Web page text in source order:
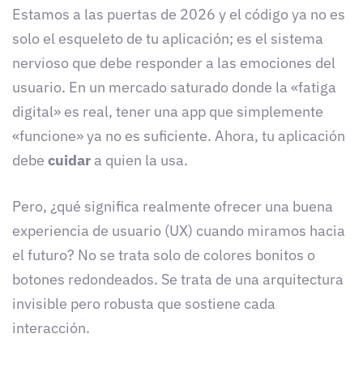
Estamos a las puertas de 2026 y el código ya no es
solo el esqueleto de tu aplicación; es el sistema
nervioso que debe responder a las emociones del
usuario. En un mercado saturado donde la «fatiga
digital» es real, tener una app que simplemente
«funcione» ya no es suficiente. Ahora, tu aplicación
debe cuidar a quien la usa.
Pero, ¿qué significa realmente ofrecer una buena
experiencia de usuario (UX) cuando miramos hacia
el futuro? No se trata solo de colores bonitos o
botones redondeados. Se trata de una arquitectura
invisible pero robusta que sostiene cada
interacción.